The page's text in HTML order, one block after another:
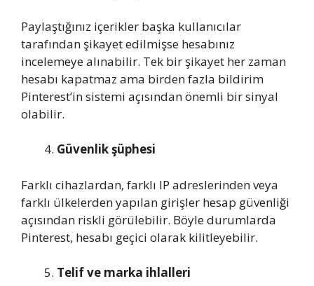
Paylaştığınız içerikler başka kullanıcılar
tarafından şikayet edilmişse hesabınız
incelemeye alınabilir. Tek bir şikayet her zaman
hesabı kapatmaz ama birden fazla bildirim
Pinterest’in sistemi açısından önemli bir sinyal
olabilir.
Güvenlik şüphesi
Farklı cihazlardan, farklı IP adreslerinden veya
farklı ülkelerden yapılan girişler hesap güvenliği
açısından riskli görülebilir. Böyle durumlarda
Pinterest, hesabı geçici olarak kilitleyebilir.
Telif ve marka ihlalleri